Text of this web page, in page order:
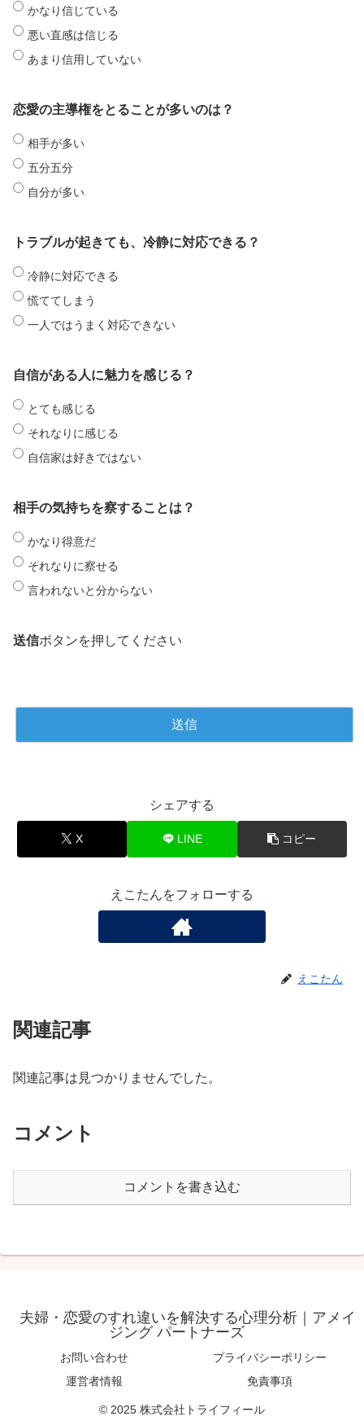
かなり信じている
悪い直感は信じる
あまり信用していない
恋愛の主導権をとることが多いのは？
相手が多い
五分五分
自分が多い
トラブルが起きても、冷静に対応できる？
冷静に対応できる
慌ててしまう
一人ではうまく対応できない
自信がある人に魅力を感じる？
とても感じる
それなりに感じる
自信家は好きではない
相手の気持ちを察することは？
かなり得意だ
それなりに察せる
言われないと分からない
送信ボタンを押してください
シェアする
X LINE コピー
えこたんをフォローする
えこたん
関連記事
関連記事は見つかりませんでした。
コメント
コメントを書き込む
夫婦・恋愛のすれ違いを解決する心理分析｜アメイ
ジング パートナーズ
お問い合わせ
プライバシーポリシー
運営者情報
免責事項
© 2025 株式会社トライフィール